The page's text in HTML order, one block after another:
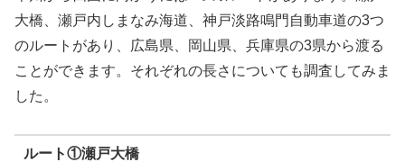
大橋、瀬戸内しまなみ海道、神戸淡路鳴門自動車道の3つ
のルートがあり、広島県、岡山県、兵庫県の3県から渡る
ことができます。それぞれの長さについても調査してみま
した。
ルート①瀬戸大橋